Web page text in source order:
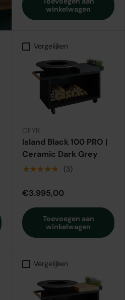
winkelwagen
Vergelijken
OFYR
Island Black 100 PRO |
Ceramic Dark Grey
★★★★★ (3)
€3.995,00
Toevoegen aan
winkelwagen
Vergelijken